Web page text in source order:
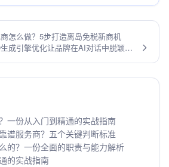
怎么做？5步打造离岛免税新商机
成引擎优化让品牌在AI对话中脱颖而
一份从入门到精通的实战指南
谱服务商？五个关键判断标准
的？一份全面的职责与能力解析
的实战指南